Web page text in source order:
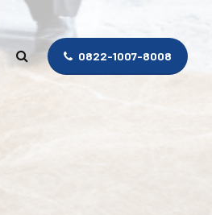
0822-1007-8008